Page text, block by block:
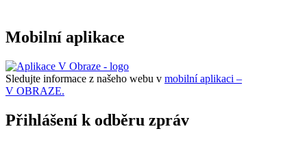
Mobilní aplikace
Sledujte informace z našeho webu v mobilní aplikaci –
V OBRAZE.
Přihlášení k odběru zpráv